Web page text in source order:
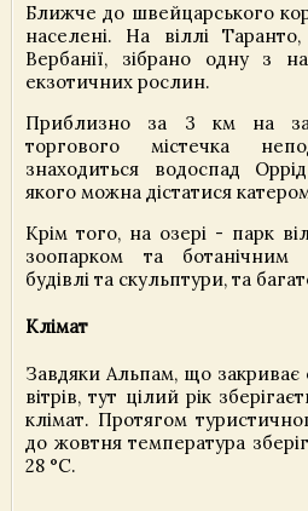
Ближче до швейцарського
населені. На віллі
Вербанії, зібрано одну з
екзотичних рослин.
Приблизно за 3 км на
торгового містечка
знаходиться водоспад
якого можна дістатися
Крім того, на озері - парк
зоопарком та ботанічним
будівлі та скульптури, та
Клімат
Завдяки Альпам, що закриває
вітрів, тут цілий рік
клімат. Протягом
до жовтня температура
28 °С.